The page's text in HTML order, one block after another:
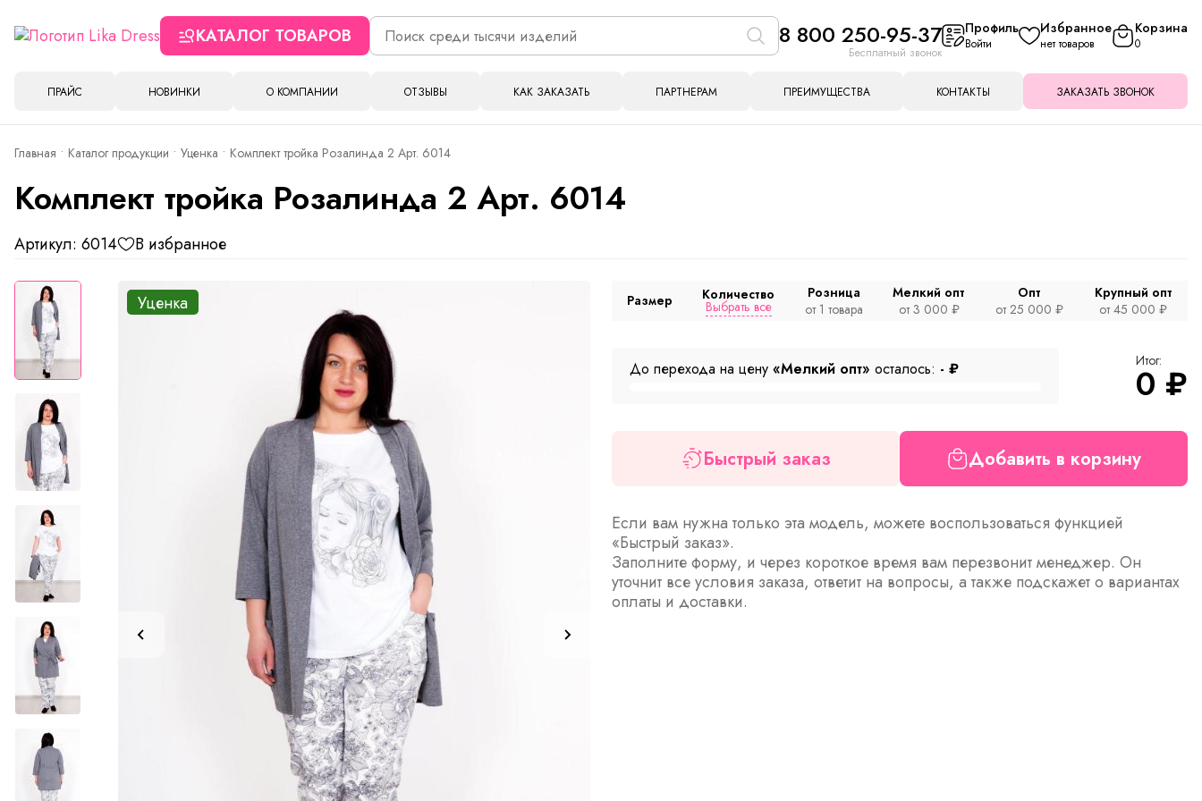
КАТАЛОГ ТОВАРОВ 8 800 250-95-37
Бесплатный звонок
Профиль
Войти
Избранное
нет товаров
Корзина
0
ПРАЙС НОВИНКИ О КОМПАНИИ ОТЗЫВЫ КАК ЗАКАЗАТЬ ПАРТНЕРАМ ПРЕИМУЩЕСТВА КОНТАКТЫ ЗАКАЗАТЬ ЗВОНОК
Главная Каталог продукции Уценка Комплект тройка Розалинда 2 Арт. 6014
Комплект тройка Розалинда 2 Арт. 6014
Артикул: 6014 В избранное
Уценка Размер Количество
Выбрать все
Розница
от 1 товара
Мелкий опт
от 3 000 ₽
Опт
от 25 000 ₽
Крупный опт
от 45 000 ₽
До перехода на цену «Мелкий опт» осталось: - ₽ Итог:
0 ₽
Быстрый заказ Добавить в корзину
Если вам нужна только эта модель, можете воспользоваться функцией
«Быстрый заказ».
Заполните форму, и через короткое время вам перезвонит менеджер. Он
уточнит все условия заказа, ответит на вопросы, а также подскажет о вариантах
оплаты и доставки.